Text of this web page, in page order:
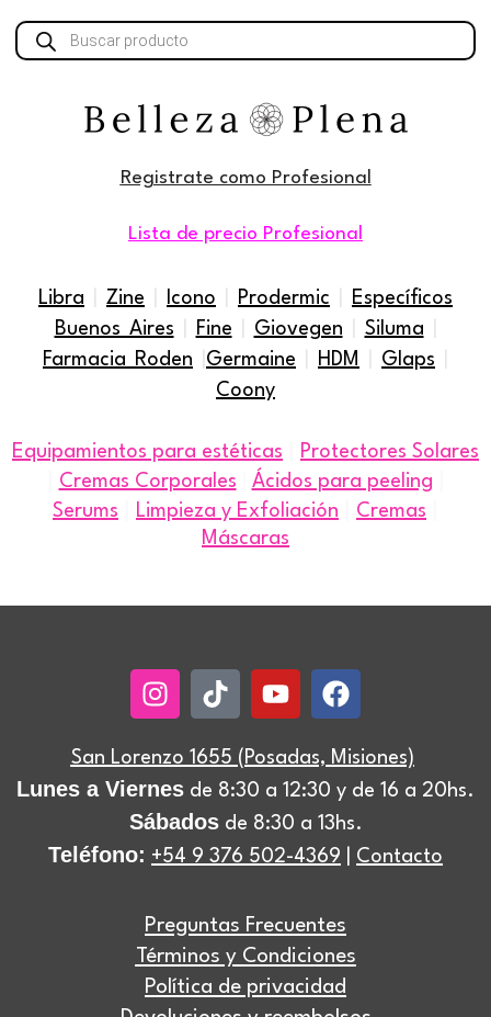
Búsqueda
de
Registrate como Profesional
Lista de precio Profesional
Libra Zine Icono Prodermic
Específicos
Buenos Aires
Fine Giovegen Siluma
Farmacia Roden
Germaine HDM Glaps
Coony
Equipamientos para estéticas Protectores Solares
Cremas Corporales Ácidos para peeling
Serums Limpieza y Exfoliación Cremas
Máscaras
Instagram
TiktokYoutubeFacebook
San Lorenzo 1655 (Posadas, Misiones)
Lunes a Viernes de 8:30 a 12:30 y de 16 a 20hs.
Sábadosde 8:30 a 13hs.
Teléfono: +54 9 376 502-4369 Contacto
Preguntas Frecuentes
Términos y Condiciones
Política de privacidad